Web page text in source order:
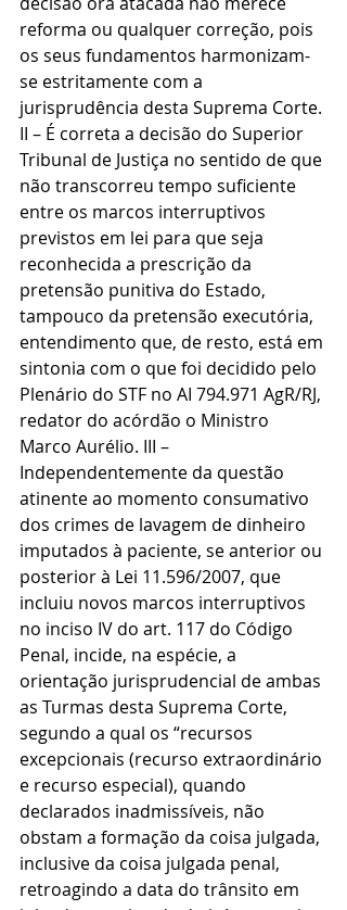
reforma ou qualquer correção, pois
os seus fundamentos harmonizam-
se estritamente com a
jurisprudência desta Suprema Corte.
II – É correta a decisão do Superior
Tribunal de Justiça no sentido de que
não transcorreu tempo suficiente
entre os marcos interruptivos
previstos em lei para que seja
reconhecida a prescrição da
pretensão punitiva do Estado,
tampouco da pretensão executória,
entendimento que, de resto, está em
sintonia com o que foi decidido pelo
Plenário do STF no AI 794.971 AgR/RJ,
redator do acórdão o Ministro
Marco Aurélio. III –
Independentemente da questão
atinente ao momento consumativo
dos crimes de lavagem de dinheiro
imputados à paciente, se anterior ou
posterior à Lei 11.596/2007, que
incluiu novos marcos interruptivos
no inciso IV do art. 117 do Código
Penal, incide, na espécie, a
orientação jurisprudencial de ambas
as Turmas desta Suprema Corte,
segundo a qual os “recursos
excepcionais (recurso extraordinário
e recurso especial), quando
declarados inadmissíveis, não
obstam a formação da coisa julgada,
inclusive da coisa julgada penal,
retroagindo a data do trânsito em